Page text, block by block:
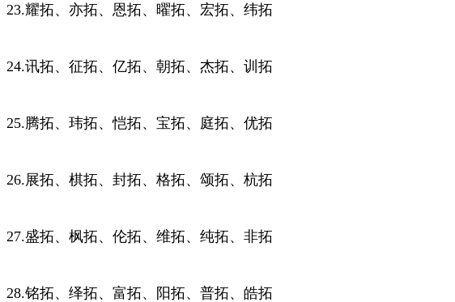
23.耀拓、亦拓、恩拓、曜拓、宏拓、纬拓
24.讯拓、征拓、亿拓、朝拓、杰拓、训拓
25.腾拓、玮拓、恺拓、宝拓、庭拓、优拓
26.展拓、棋拓、封拓、格拓、颂拓、杭拓
27.盛拓、枫拓、伦拓、维拓、纯拓、非拓
28.铭拓、绎拓、富拓、阳拓、普拓、皓拓